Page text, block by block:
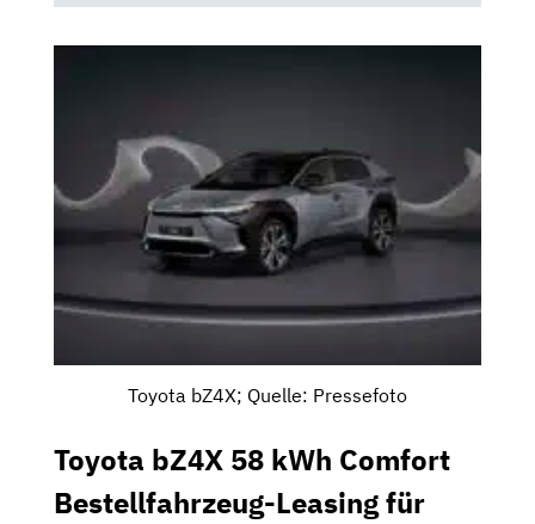
Toyota bZ4X; Quelle: Pressefoto
Toyota bZ4X 58 kWh Comfort
Bestellfahrzeug-Leasing für